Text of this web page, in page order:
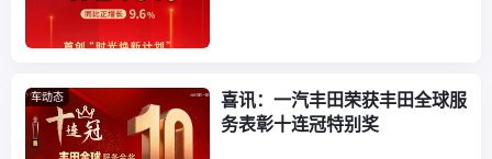
车动态
喜讯：一汽丰田荣获丰田全球服
务表彰十连冠特别奖